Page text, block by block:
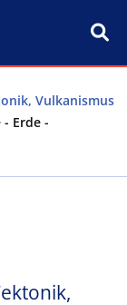
Vulkanismus
Erde -